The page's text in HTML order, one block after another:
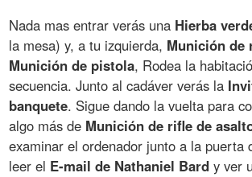
Nada mas entrar verás una Hierba
la mesa) y, a tu izquierda, Munición de
Munición de pistola, Rodea la
secuencia. Junto al cadáver verás la
banquete. Sigue dando la vuelta para
algo más de Munición de rifle de
examinar el ordenador junto a la puerta
leer el E-mail de Nathaniel Bard y ver